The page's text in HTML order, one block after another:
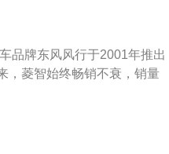
了低油耗、高颜值、高耐
，成就了菱智“全能商务
品牌东风风行于2001年推出
，菱智始终畅销不衰，销量
为“新一代商务实用派”，
饰、动力、NVH降噪、配
商务范儿十足，配置更智能